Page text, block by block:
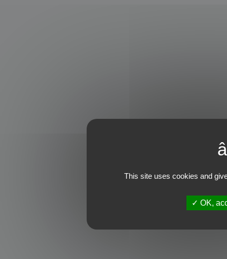
This site uses cookies and
OK,